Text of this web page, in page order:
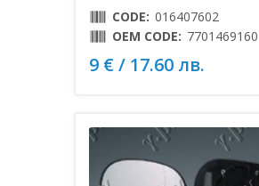
CODE: 016407602
OEM CODE: 7701469160
9 € / 17.60 лв.